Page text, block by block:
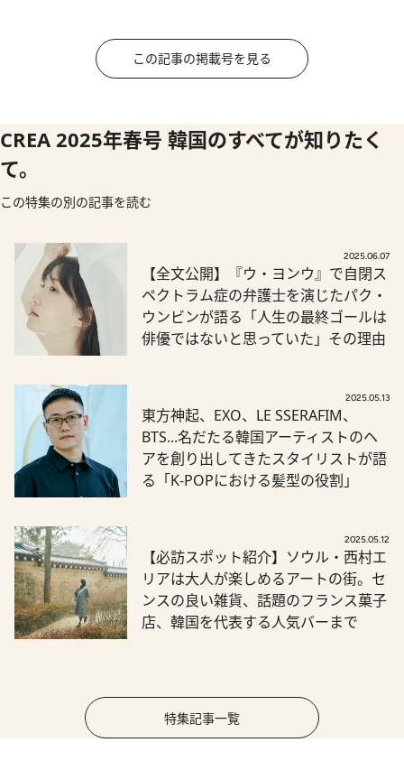
この記事の掲載号を見る
CREA 2025年春号 韓国のすべてが知りたく
て。
この特集の別の記事を読む
2025.06.07
【全文公開】『ウ・ヨンウ』で自閉ス
ペクトラム症の弁護士を演じたパク・
ウンビンが語る「人生の最終ゴールは
俳優ではないと思っていた」その理由
2025.05.13
東方神起、EXO、LE SSERAFIM、
BTS...名だたる韓国アーティストのヘ
アを創り出してきたスタイリストが語
る「K-POPにおける髪型の役割」
2025.05.12
【必訪スポット紹介】ソウル・西村エ
リアは大人が楽しめるアートの街。セ
ンスの良い雑貨、話題のフランス菓子
店、韓国を代表する人気バーまで
特集記事一覧